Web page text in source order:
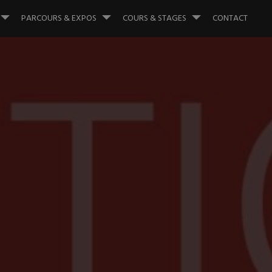
PARCOURS & EXPOS COURS & STAGES CONTACT